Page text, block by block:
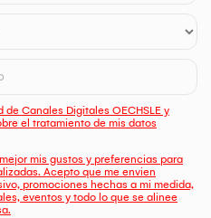
Canales Digitales OECHSLE y
el tratamiento de mis datos
mis gustos y preferencias para
Acepto que me envien
promociones hechas a mi medida,
eventos y todo lo que se alinee